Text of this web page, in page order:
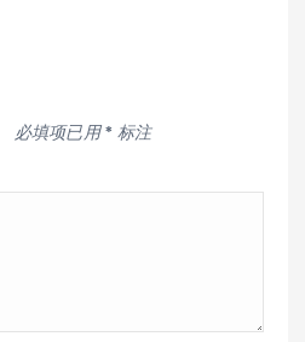
必填项已用* 标注